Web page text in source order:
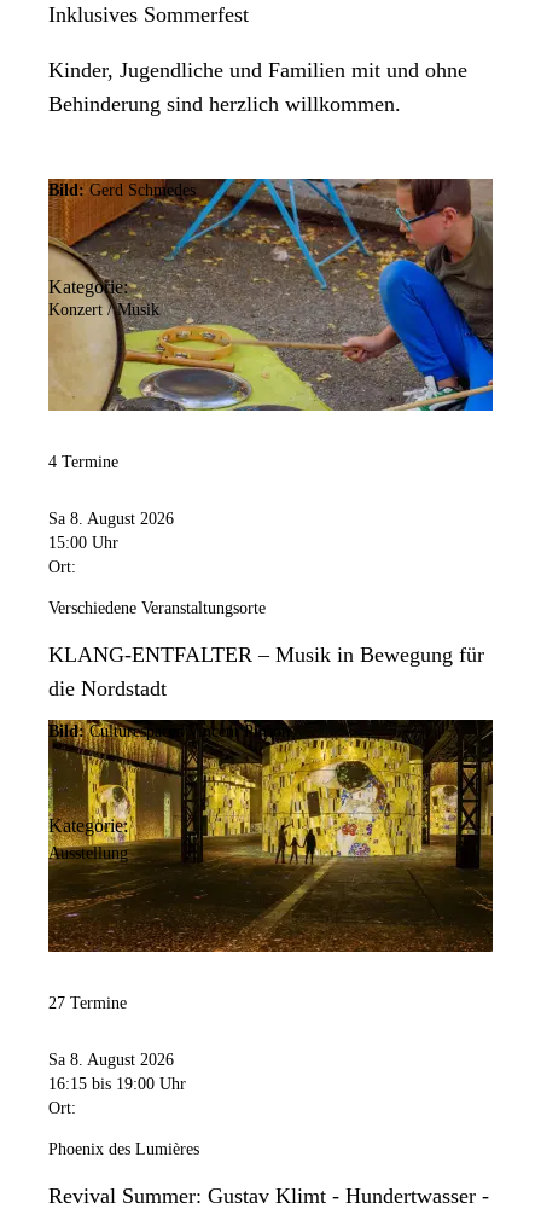
Inklusives Sommerfest
Kinder, Jugendliche und Familien mit und ohne
Behinderung sind herzlich willkommen.
Bild: Gerd Schmedes
Kategorie:
Konzert / Musik
4 Termine
Sa 8. August 2026
15:00 Uhr
Ort:
Verschiedene Veranstaltungsorte
KLANG-ENTFALTER – Musik in Bewegung für
die Nordstadt
Bild: Culturespaces/Vincent Pinson
Kategorie:
Ausstellung
27 Termine
Sa 8. August 2026
16:15 bis 19:00 Uhr
Ort:
Phoenix des Lumières
Revival Summer: Gustav Klimt - Hundertwasser -